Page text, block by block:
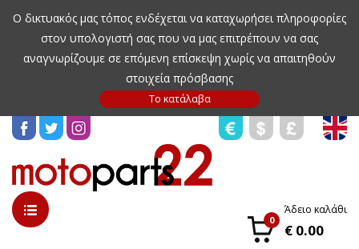
Ο δικτυακός μας τόπος ενδέχεται να καταχωρήσει πληροφορίες
στον υπολογιστή σας που να μας επιτρέπουν να σας
αναγνωρίζουμε σε επόμενη επίσκεψη χωρίς να απαιτηθούν
στοιχεία πρόσβασης
0
Άδειο καλάθι
€ 0.00